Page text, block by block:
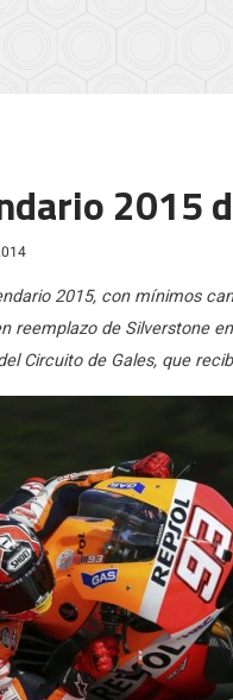
2015
2015, con mínimos
reemplazo de Silverstone
Circuito de Gales, que